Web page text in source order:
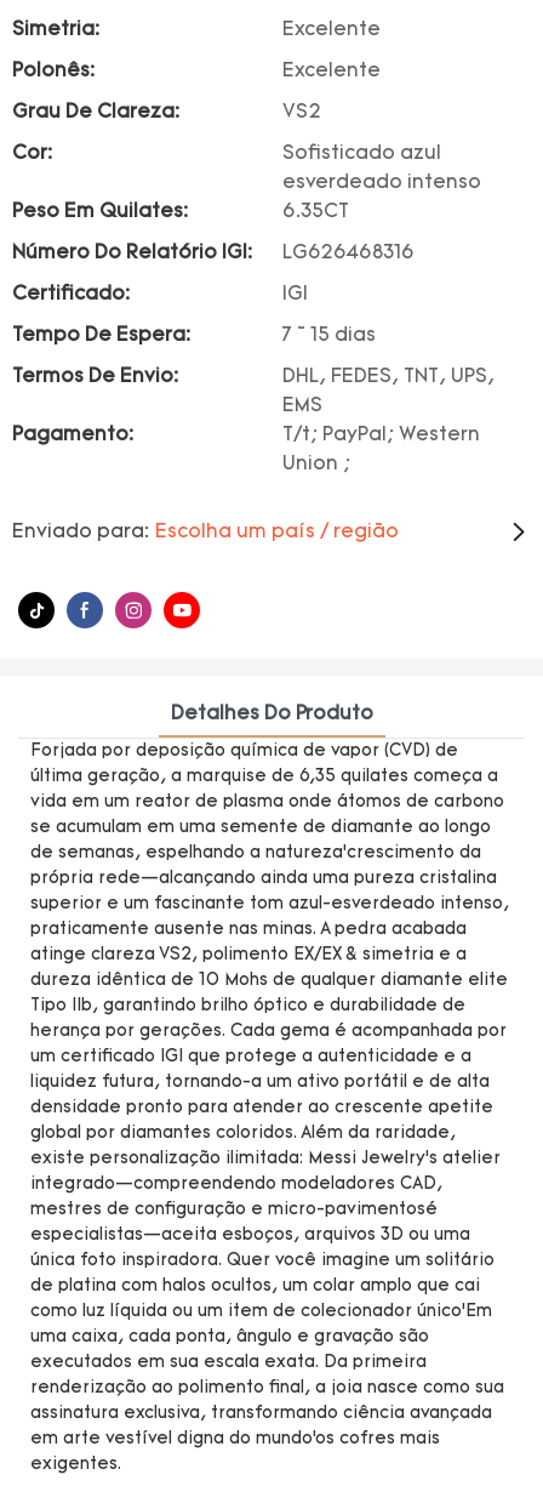
Simetria: Excelente
Polonês: Excelente
Grau De Clareza: VS2
Cor:
Sofisticado azul
esverdeado intenso
Peso Em Quilates:
6.35CT
Número Do Relatório IGI: LG626468316
Certificado: IGI
Tempo De Espera: 7 ~ 15 dias
Termos De Envio:
DHL, FEDES, TNT, UPS,
EMS
Pagamento:
T/t; PayPal; Western
Union ;
Enviado para: Escolha um país / região
Detalhes Do Produto
Forjada por deposição química de vapor (CVD) de
última geração, a marquise de 6,35 quilates começa a
vida em um reator de plasma onde átomos de carbono
se acumulam em uma semente de diamante ao longo
de semanas, espelhando a natureza’crescimento da
própria rede—alcançando ainda uma pureza cristalina
superior e um fascinante tom azul-esverdeado intenso,
praticamente ausente nas minas. A pedra acabada
atinge clareza VS2, polimento EX/EX & simetria e a
dureza idêntica de 10 Mohs de qualquer diamante elite
Tipo IIb, garantindo brilho óptico e durabilidade de
herança por gerações. Cada gema é acompanhada por
um certificado IGI que protege a autenticidade e a
liquidez futura, tornando-a um ativo portátil e de alta
densidade pronto para atender ao crescente apetite
global por diamantes coloridos. Além da raridade,
existe personalização ilimitada: Messi Jewelry’s atelier
integrado—compreendendo modeladores CAD,
mestres de configuração e micro-pavimentosé
especialistas—aceita esboços, arquivos 3D ou uma
única foto inspiradora. Quer você imagine um solitário
de platina com halos ocultos, um colar amplo que cai
como luz líquida ou um item de colecionador único’Em
uma caixa, cada ponta, ângulo e gravação são
executados em sua escala exata. Da primeira
renderização ao polimento final, a joia nasce como sua
assinatura exclusiva, transformando ciência avançada
em arte vestível digna do mundo’os cofres mais
exigentes.